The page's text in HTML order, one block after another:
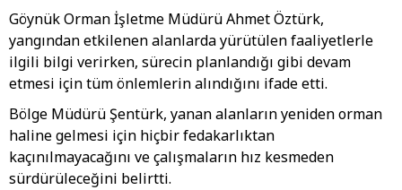
Göynük Orman İşletme Müdürü Ahmet Öztürk,
yangından etkilenen alanlarda yürütülen faaliyetlerle
ilgili bilgi verirken, sürecin planlandığı gibi devam
etmesi için tüm önlemlerin alındığını ifade etti.
Bölge Müdürü Şentürk, yanan alanların yeniden orman
haline gelmesi için hiçbir fedakarlıktan
kaçınılmayacağını ve çalışmaların hız kesmeden
sürdürüleceğini belirtti.